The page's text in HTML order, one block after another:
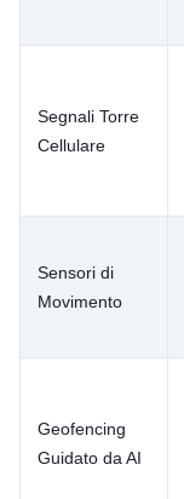
Segnali Torre
Cellulare
Sensori di
Movimento
Geofencing
Guidato da AI